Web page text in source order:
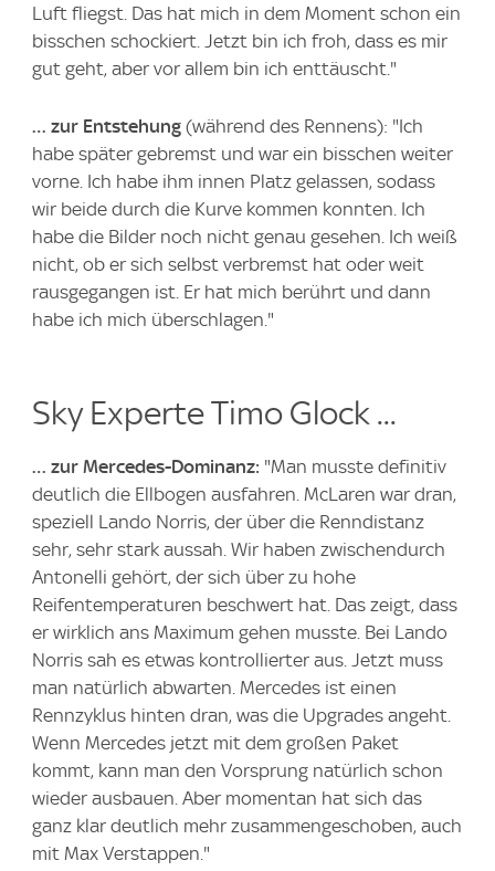
Luft fliegst. Das hat mich in dem Moment schon ein
bisschen schockiert. Jetzt bin ich froh, dass es mir
gut geht, aber vor allem bin ich enttäuscht."
… zur Entstehung (während des Rennens): "Ich
habe später gebremst und war ein bisschen weiter
vorne. Ich habe ihm innen Platz gelassen, sodass
wir beide durch die Kurve kommen konnten. Ich
habe die Bilder noch nicht genau gesehen. Ich weiß
nicht, ob er sich selbst verbremst hat oder weit
rausgegangen ist. Er hat mich berührt und dann
habe ich mich überschlagen."
Sky Experte Timo Glock ...
… zur Mercedes-Dominanz: "Man musste definitiv
deutlich die Ellbogen ausfahren. McLaren war dran,
speziell Lando Norris, der über die Renndistanz
sehr, sehr stark aussah. Wir haben zwischendurch
Antonelli gehört, der sich über zu hohe
Reifentemperaturen beschwert hat. Das zeigt, dass
er wirklich ans Maximum gehen musste. Bei Lando
Norris sah es etwas kontrollierter aus. Jetzt muss
man natürlich abwarten. Mercedes ist einen
Rennzyklus hinten dran, was die Upgrades angeht.
Wenn Mercedes jetzt mit dem großen Paket
kommt, kann man den Vorsprung natürlich schon
wieder ausbauen. Aber momentan hat sich das
ganz klar deutlich mehr zusammengeschoben, auch
mit Max Verstappen."